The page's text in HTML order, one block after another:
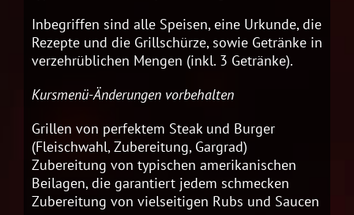
Inbegriffen sind alle Speisen, eine Urkunde, die
Rezepte und die Grillschürze, sowie Getränke in
verzehrüblichen Mengen (inkl. 3 Getränke).
Kursmenü-Änderungen vorbehalten
Grillen von perfektem Steak und Burger
(Fleischwahl, Zubereitung, Gargrad)
Zubereitung von typischen amerikanischen
Beilagen, die garantiert jedem schmecken
Zubereitung von vielseitigen Rubs und Saucen